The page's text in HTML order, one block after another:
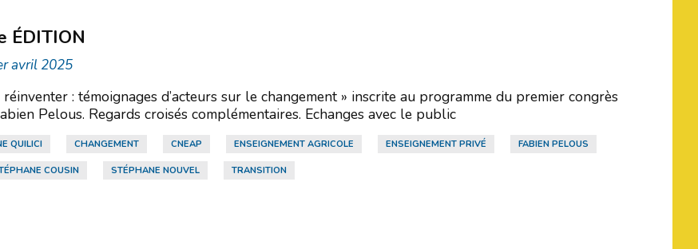
ÉDITION
avril 2025
: témoignages d’acteurs sur le changement » inscrite au programme du premier congrès
Pelous. Regards croisés complémentaires. Echanges avec le public
QUILICI CHANGEMENT CNEAP ENSEIGNEMENT AGRICOLE ENSEIGNEMENT PRIVÉ FABIEN PELOUS
COUSIN STÉPHANE NOUVEL TRANSITION